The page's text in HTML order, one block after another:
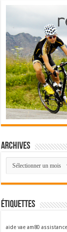
Archives
Archives
Étiquettes
aide vae am80